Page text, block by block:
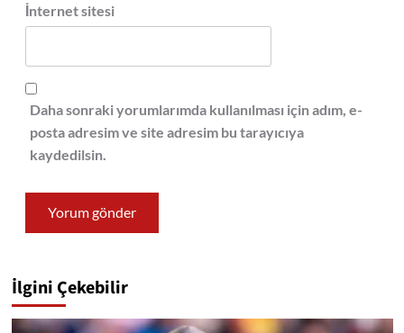
İnternet sitesi
Daha sonraki yorumlarımda kullanılması için adım, e-
posta adresim ve site adresim bu tarayıcıya
kaydedilsin.
İlgini Çekebilir